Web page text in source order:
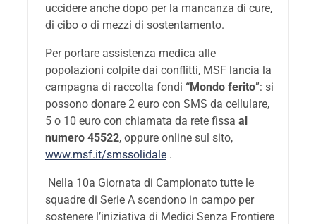
uccidere anche dopo per la mancanza di cure,
di cibo o di mezzi di sostentamento.
Per portare assistenza medica alle
popolazioni colpite dai conflitti, MSF lancia la
campagna di raccolta fondi “Mondo ferito”: si
possono donare 2 euro con SMS da cellulare,
5 o 10 euro con chiamata da rete fissa al
numero 45522, oppure online sul sito,
www.msf.it/smssolidale .
Nella 10a Giornata di Campionato tutte le
squadre di Serie A scendono in campo per
sostenere l’iniziativa di Medici Senza Frontiere